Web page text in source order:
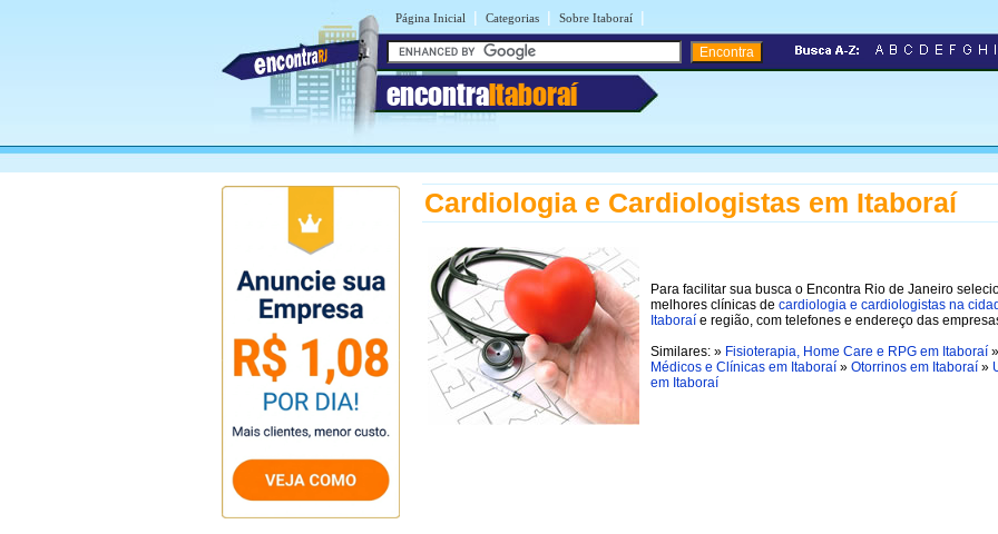
Página Inicial | Categorias | Sobre Itaboraí |
encontraItaboraí
Cardiologia e Cardiologistas em Itaboraí
Para facilitar sua busca o Encontra Rio de Janeiro
melhores clínicas de cardiologia e cardiologistas na
Itaboraí e região, com telefones e endereço das
Similares: » Fisioterapia, Home Care e RPG em Itaboraí »
Médicos e Clínicas em Itaboraí » Otorrinos em Itaboraí »
em Itaboraí